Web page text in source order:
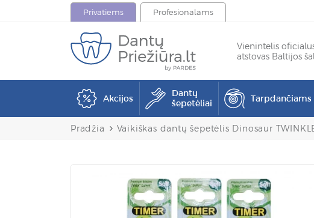
Privatiems Profesionalams
Vienintelis
atstovas Baltijos
Akcijos
Dantų
šepetėliai
Tarpdančiams
Pradžia Vaikiškas dantų šepetėlis Dinosaur